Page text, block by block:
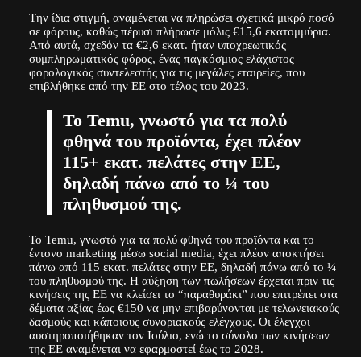
Tην ίδια στιγμή, αναμένεται να πληρώσει σχετικά μικρό ποσό
σε φόρους, καθώς πέρυσι πλήρωσε μόλις €15,6 εκατομμύρια.
Από αυτά, σχεδόν τα €2,6 εκατ. ήταν υποχρεωτικός
συμπληρωματικός φόρος, ένας παγκόσμιος ελάχιστος
φορολογικός συντελεστής για τις μεγάλες εταιρείες, που
επιβλήθηκε από την ΕΕ στο τέλος του 2023.
Το Temu, γνωστό για τα πολύ
φθηνά του προϊόντα, έχει πλέον
115+ εκατ. πελάτες στην ΕΕ,
δηλαδή πάνω από το ¼ του
πληθυσμού της.
Το Temu, γνωστό για τα πολύ φθηνά του προϊόντα και το
έντονο marketing μέσω social media, έχει πλέον αποκτήσει
πάνω από 115 εκατ. πελάτες στην ΕΕ, δηλαδή πάνω από το ¼
του πληθυσμού της. Η αύξηση των πωλήσεων έρχεται πριν τις
κινήσεις της ΕΕ να κλείσει το “παραθυράκι” που επιτρέπει στα
δέματα αξίας έως €150 να μην επιβαρύνονται με τελωνειακούς
δασμούς και κάποιους συνοριακούς ελέγχους. Οι έλεγχοι
αυστηροποιήθηκαν τον Ιούλιο, ενώ το σύνολο των κινήσεων
της ΕΕ αναμένεται να εφαρμοστεί έως το 2028.